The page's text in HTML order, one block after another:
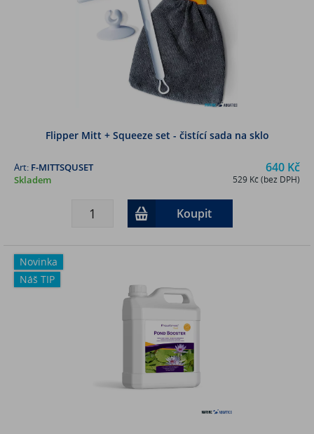
Flipper Mitt + Squeeze set - čistící sada na sklo
640 Kč
529 Kč (bez DPH)
Art: F-MITTSQUSET
Skladem
Koupit
Novinka
Náš TIP